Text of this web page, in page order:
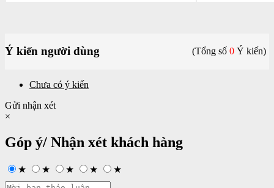
Ý kiến người dùng (Tổng số 0 Ý kiến)
Chưa có ý kiến
Gửi nhận xét
×
Góp ý/ Nhận xét khách hàng
★ ★ ★ ★ ★